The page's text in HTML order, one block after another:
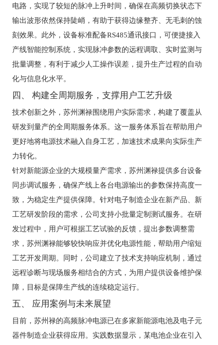
电路，实现了较短的脉冲上升时间，确保在高频切换状态下
输出波形依然保持陡峭，有助于获得边缘整齐、无毛刺的蚀
刻效果。此外，设备标准配备RS485通讯接口，可便捷接入
产线智能控制系统，实现脉冲参数的远程调取、实时监测与
批量调整，有利于减少人工操作误差，提升生产过程的自动
化与信息化水平。
四、 构建全周期服务，支撑用户工艺升级
技术创新之外，苏州渊禄围绕用户实际需求，构建了覆盖从
研发到量产的全周期服务体系。这一服务体系旨在帮助用户
更好地将电源技术融入自身工艺，加速技术成果向实际生产
力转化。
针对新能源企业的大规模量产需求，苏州渊禄提供多台设备
同步调试服务，确保产线上各台电源输出的参数保持高度一
致，为稳定生产提供保障。针对电子制造企业在新产品、新
工艺研发阶段的需求，公司支持小批量定制测试服务。在研
发过程中，用户可根据工艺试验的反馈，提出参数调整需
求，苏州渊禄能够较快响应并优化电源性能，帮助用户缩短
工艺开发周期。同时，公司建立了技术支持响应机制，通过
远程诊断与现场服务相结合的方式，为用户提供设备维护保
障，目标是保障生产线的连续稳定运行。
五、 应用案例与未来展望
目前，苏州禄的高频脉冲电源已在多家新能源电池及电子元
器件制造企业获得应用。实践数据显示，某电池企业在引入